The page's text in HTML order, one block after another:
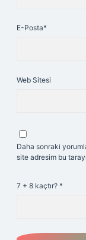
E-Posta*
Web Sitesi
Daha sonraki
site adresim bu
7 + 8 kaçtır? *